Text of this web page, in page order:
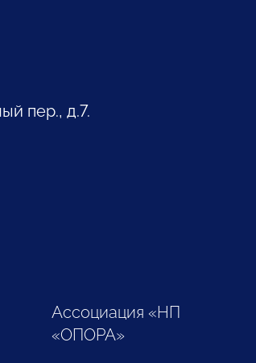
пер., д.7.
Ассоциация «НП
«ОПОРА»